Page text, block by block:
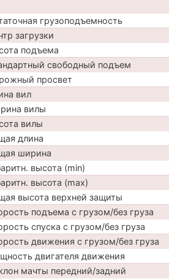
грузоподъемность
загрузки
подъема
свободный подъем
просвет
вил
вилы
вилы
длина
ширина
высота (min)
высота (max)
высота верхней защиты
подъема с грузом/без груза
спуска с грузом/без груза
движения с грузом/без груза
двигателя движения
мачты передний/задний